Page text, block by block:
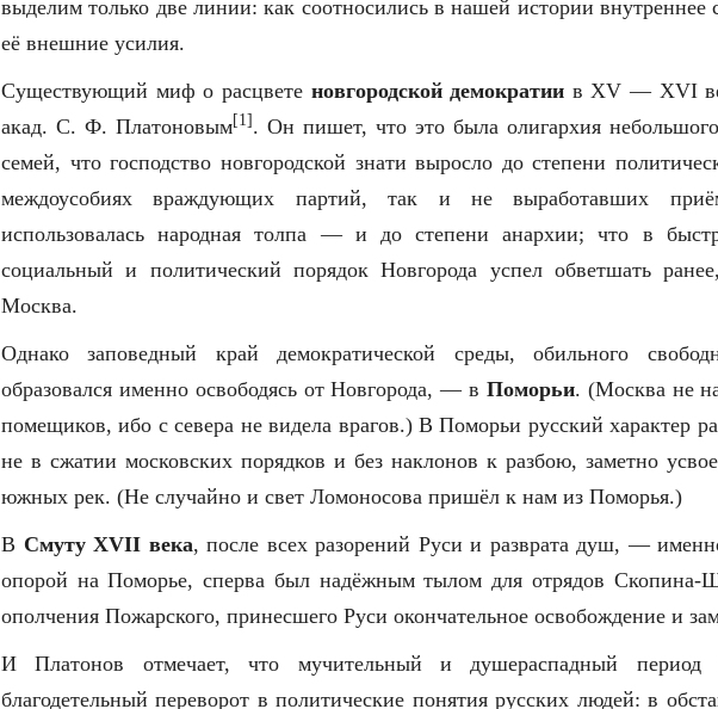
выделим только две линии: как соотносились в нашей истории внутреннее
её внешние усилия.
Существующий миф о расцвете новгородской демократии в XV — XVI
акад. С. Ф. Платоновым[1] . Он пишет, что это была олигархия
семей, что господство новгородской знати выросло до степени
междоусобиях враждующих партий, так и не выработавших
использовалась народная толпа — и до степени анархии; что в
социальный и политический порядок Новгорода успел обветшать
Москва.
Однако заповедный край демократической среды, обильного
образовался именно освободясь от Новгорода, — в Поморьи. (Москва не
помещиков, ибо с севера не видела врагов.) В Поморьи русский характер
не в сжатии московских порядков и без наклонов к разбою, заметно
южных рек. (Не случайно и свет Ломоносова пришёл к нам из Поморья.)
В Смуту XVII века, после всех разорений Руси и разврата душ, —
опорой на Поморье, сперва был надёжным тылом для отрядов
ополчения Пожарского, принесшего Руси окончательное освобождение и
И Платонов отмечает, что мучительный и душераспадный
благодетельный переворот в политические понятия русских людей: в